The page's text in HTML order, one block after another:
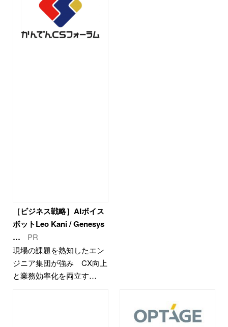
［ビジネス戦略］AIボイス
ボットLeo Kani / Genesys
…
PR
現場の課題を熟知したエン
ジニア集団が強み CX向上
と業務効率化を両立す…